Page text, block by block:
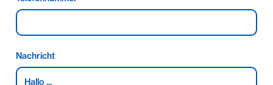
übernommen wurde. Soweit die
Immobilien GmbH gegenüber ausgeschlossen oder
Schadensersatzhaftung ihrer Arbeitnehmer,
Mitarbeiter und Vertreter. Wir haben einen
Nachricht